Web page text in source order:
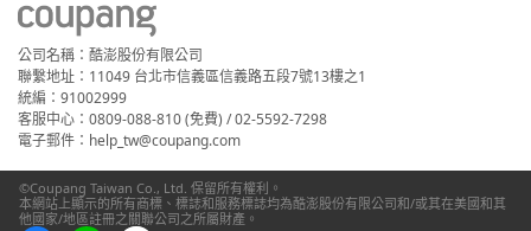
公司名稱：酷澎股份有限公司
聯繫地址：11049 台北市信義區信義路五段7號13樓之1
統編：91002999
客服中心：0809-088-810 (免費) / 02-5592-7298
電子郵件：help_tw@coupang.com
©Coupang Taiwan Co., Ltd. 保留所有權利。
本網站上顯示的所有商標、標誌和服務標誌均為酷澎股份有限公司和/或其在美國和其
他國家/地區註冊之關聯公司之所屬財產。